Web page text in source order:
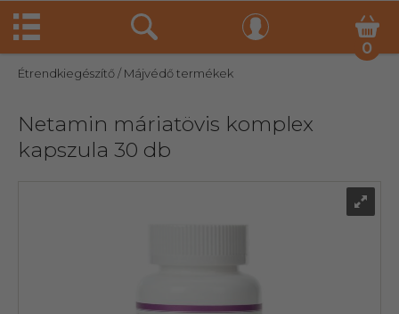
0
Étrendkiegészítő/ Májvédő termékek
Netamin máriatövis komplex
kapszula 30 db